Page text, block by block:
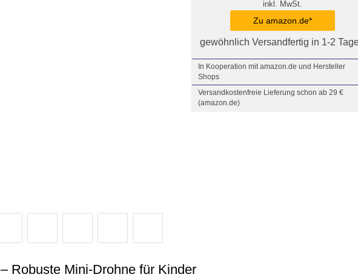
inkl. MwSt.
Zu amazon.de*
gewöhnlich Versandfertig in 1-2
In Kooperation mit amazon.de und Hersteller
Shops
Versandkostenfreie Lieferung schon ab 29 €
(amazon.de)
– Robuste Mini-Drohne für Kinder